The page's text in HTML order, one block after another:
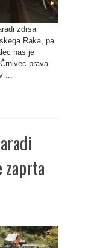
zdrsa
Raka, pa
nas je
prava
...
zaprta